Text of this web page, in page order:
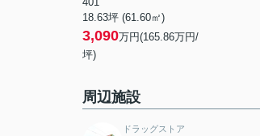
18.63坪 (61.60㎡)
3,090万円(165.86万円/
坪)
周辺施設
ドラッグストア